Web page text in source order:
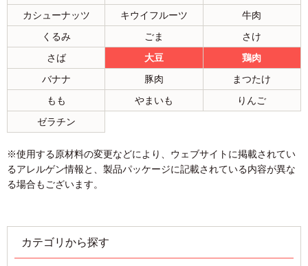
カシューナッツ
キウイフルーツ
牛肉
くるみ
ごま
さけ
さば
大豆
鶏肉
バナナ
豚肉
まつたけ
もも
やまいも
りんご
ゼラチン
※使用する原材料の変更などにより、ウェブサイトに掲載されてい
るアレルゲン情報と、製品パッケージに記載されている内容が異な
る場合もございます。
カテゴリから探す